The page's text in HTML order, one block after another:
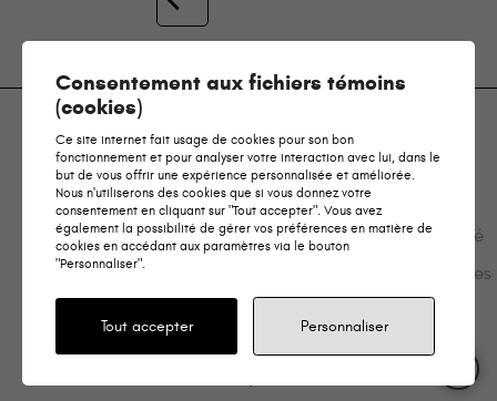
keyboard_arrow_up
Contact
médias
Plan du
site
Politique
de
Gérer mes
témoins
Loi sur
l’accessibilité
Commentaires
ADN communication
Consentement aux fichiers témoins
(cookies)
Ce site internet fait usage de cookies pour son bon
fonctionnement et pour analyser votre interaction avec lui, dans le
but de vous offrir une expérience personnalisée et améliorée.
Nous n'utiliserons des cookies que si vous donnez votre
consentement en cliquant sur "Tout accepter". Vous avez
également la possibilité de gérer vos préférences en matière de
cookies en accédant aux paramètres via le bouton
"Personnaliser".
Tout accepter Personnaliser